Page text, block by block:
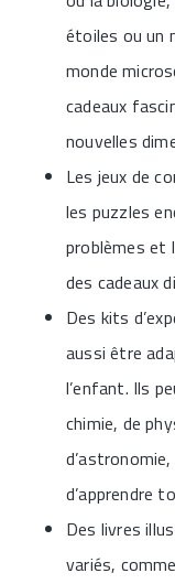
étoiles ou un
monde
cadeaux
nouvelles
Les jeux de
les puzzles
problèmes et
des cadeaux
Des kits
aussi être
l’enfant. Ils
chimie, de
d’apprendre
Des livres
variés,